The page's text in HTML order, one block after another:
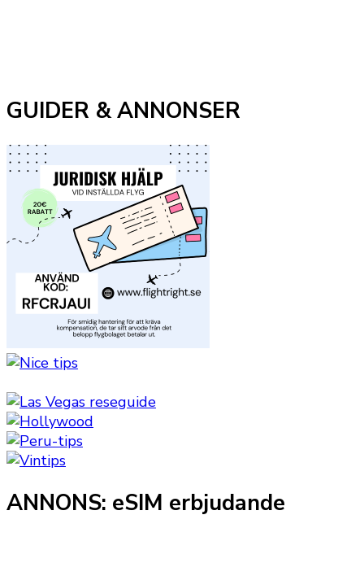
GUIDER & ANNONSER
ANNONS: eSIM erbjudande